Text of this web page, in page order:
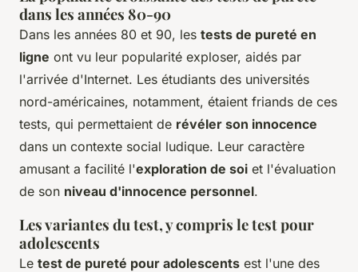
dans les années 80-90
Dans les années 80 et 90, les tests de pureté en
ligne ont vu leur popularité exploser, aidés par
l'arrivée d'Internet. Les étudiants des universités
nord-américaines, notamment, étaient friands de ces
tests, qui permettaient de révéler son innocence
dans un contexte social ludique. Leur caractère
amusant a facilité l'exploration de soi et l'évaluation
de son niveau d'innocence personnel.
Les variantes du test, y compris le test pour
adolescents
Le test de pureté pour adolescents est l'une des